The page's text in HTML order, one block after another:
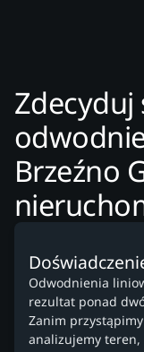
Zdecyduj
Brzeźno
Odwodnienia
rezultat ponad
Zanim
analizujemy